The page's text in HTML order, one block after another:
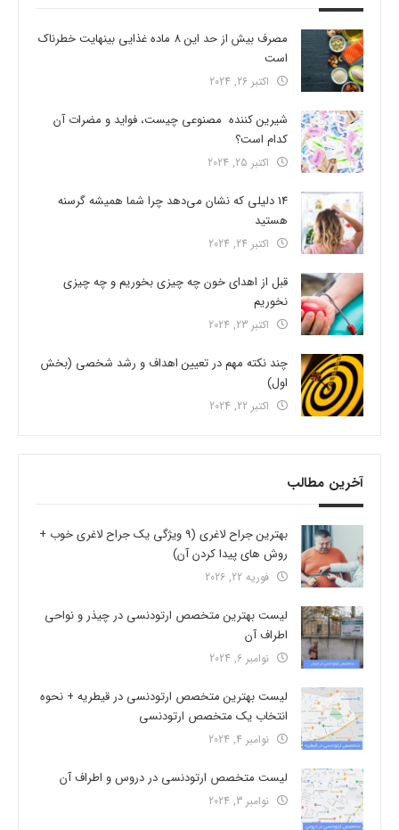
مصرف بیش از حد این 8 ماده غذایی بینهایت خطرناک
است
اکتبر 26, 2024
شیرین کننده مصنوعی چیست، فواید و مضرات آن
کدام است؟
اکتبر 25, 2024
14 دلیلی که نشان می‌دهد چرا شما همیشه گرسنه
هستید
اکتبر 24, 2024
قبل از اهدای خون چه چیزی بخوریم و چه چیزی
نخوریم
اکتبر 23, 2024
چند نکته مهم در تعیین اهداف و رشد شخصی (بخش
اول)
اکتبر 22, 2024
آخرین مطالب
بهترین جراح لاغری (9 ویژگی یک جراح لاغری خوب +
روش های پیدا کردن آن)
فوریه 22, 2026
لیست بهترین متخصص ارتودنسی در چیذر و نواحی
اطراف آن
نوامبر 6, 2024
لیست بهترین متخصص ارتودنسی در قیطریه + نحوه
انتخاب یک متخصص ارتودنسی
نوامبر 4, 2024
لیست متخصص ارتودنسی در دروس و اطراف آن
نوامبر 3, 2024